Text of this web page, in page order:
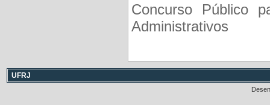
Concurso Público
Administrativos
UFRJ